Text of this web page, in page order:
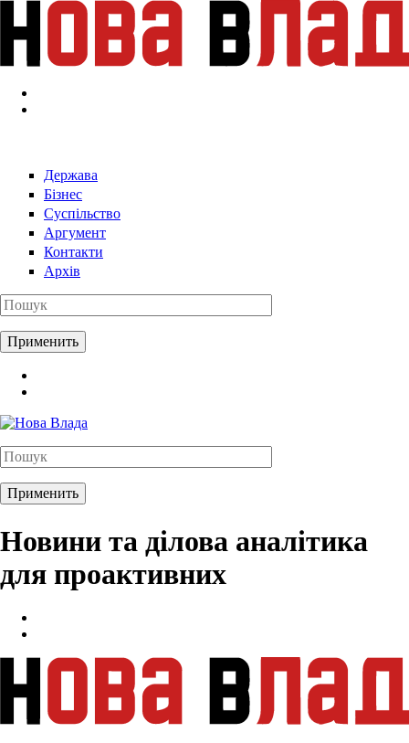
Перейти к основному содержанию
Держава
Бізнес
Суспільство
Аргумент
Контакти
Архів
Новини та ділова аналітика
для проактивних